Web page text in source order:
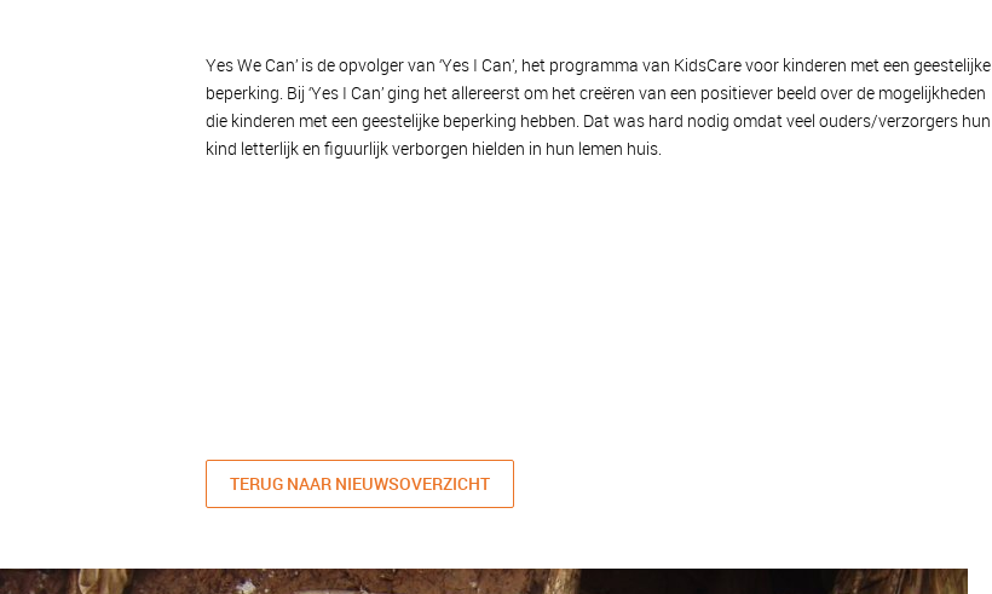
Yes We Can’ is de opvolger van ‘Yes I Can’, het programma van KidsCare voor kinderen met een geestelijke
beperking. Bij ‘Yes I Can’ ging het allereerst om het creëren van een positiever beeld over de mogelijkheden
die kinderen met een geestelijke beperking hebben. Dat was hard nodig omdat veel ouders/verzorgers hun
kind letterlijk en figuurlijk verborgen hielden in hun lemen huis.
TERUG NAAR NIEUWSOVERZICHT